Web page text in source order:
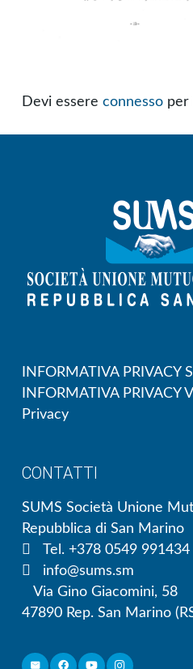
Devi essere connesso per
INFORMATIVA PRIVACY
INFORMATIVA PRIVACY
Privacy
CONTATTI
SUMS Società Unione
Repubblica di San Marino
Tel. +378 0549 991434
info@sums.sm
Via Gino Giacomini, 58
47890 Rep. San Marino